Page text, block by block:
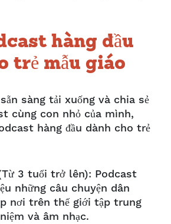
hàng đầu
trẻ mẫu giáo
sàng tải xuống và chia sẻ
cùng con nhỏ của mình,
hàng đầu dành cho trẻ
3 tuổi trở lên): Podcast
những câu chuyện dân
nơi trên thế giới tập trung
và âm nhạc.